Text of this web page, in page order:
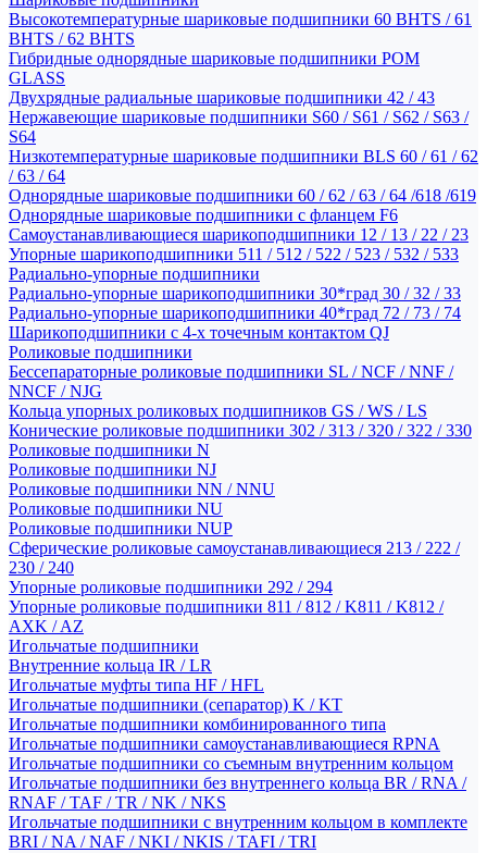
Высокотемпературные шариковые подшипники 60 BHTS / 61
BHTS / 62 BHTS
Гибридные однорядные шариковые подшипники POM
GLASS
Двухрядные радиальные шариковые подшипники 42 / 43
Нержавеющие шариковые подшипники S60 / S61 / S62 / S63 /
S64
Низкотемпературные шариковые подшипники BLS 60 / 61 / 62
/ 63 / 64
Однорядные шариковые подшипники 60 / 62 / 63 / 64 /618 /619
Однорядные шариковые подшипники с фланцем F6
Самоустанавливающиеся шарикоподшипники 12 / 13 / 22 / 23
Упорные шарикоподшипники 511 / 512 / 522 / 523 / 532 / 533
Радиально-упорные подшипники
Радиально-упорные шарикоподшипники 30*град 30 / 32 / 33
Радиально-упорные шарикоподшипники 40*град 72 / 73 / 74
Шарикоподшипники с 4-х точечным контактом QJ
Роликовые подшипники
Бессепараторные роликовые подшипники SL / NCF / NNF /
NNCF / NJG
Кольца упорных роликовых подшипников GS / WS / LS
Конические роликовые подшипники 302 / 313 / 320 / 322 / 330
Роликовые подшипники N
Роликовые подшипники NJ
Роликовые подшипники NN / NNU
Роликовые подшипники NU
Роликовые подшипники NUP
Сферические роликовые самоустанавливающиеся 213 / 222 /
230 / 240
Упорные роликовые подшипники 292 / 294
Упорные роликовые подшипники 811 / 812 / K811 / K812 /
AXK / AZ
Игольчатые подшипники
Внутренние кольца IR / LR
Игольчатые муфты типа HF / HFL
Игольчатые подшипники (сепаратор) K / KT
Игольчатые подшипники комбинированного типа
Игольчатые подшипники самоустанавливающиеся RPNA
Игольчатые подшипники со съемным внутренним кольцом
Игольчатые подшипники без внутреннего кольца BR / RNA /
RNAF / TAF / TR / NK / NKS
Игольчатые подшипники с внутренним кольцом в комплекте
BRI / NA / NAF / NKI / NKIS / TAFI / TRI